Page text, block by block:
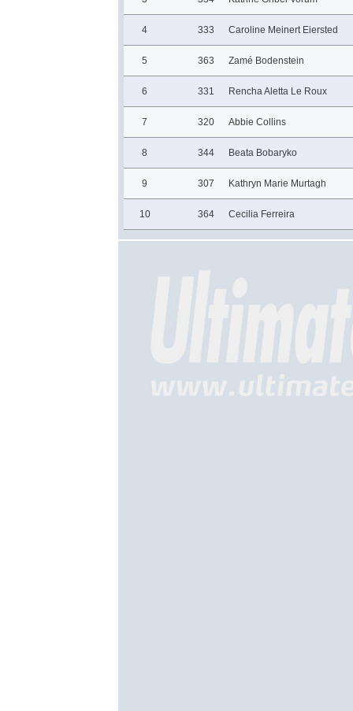
4 333 Caroline Meinert Eiersted
5 363 Zamé Bodenstein
6 331 Rencha Aletta Le Roux
7 320 Abbie Collins
8 344 Beata Bobaryko
9 307 Kathryn Marie Murtagh
10 364 Cecilia Ferreira